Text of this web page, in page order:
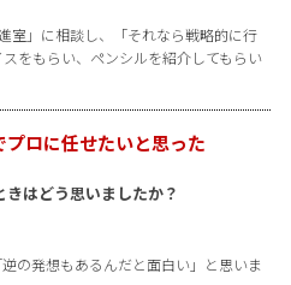
室」に相談し、「それなら戦略的に行
をもらい、ペンシルを紹介してもらい
ロに任せたいと思った
はどう思いましたか？
の発想もあるんだと面白い」と思いま